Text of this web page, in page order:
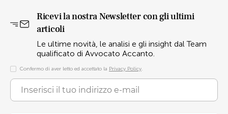
Ricevi la nostra Newsletter con gli ultimi
articoli
Le ultime novità, le analisi e gli insight dal Team
qualificato di Avvocato Accanto.
Confermo di aver letto ed accettato la Privacy Policy.